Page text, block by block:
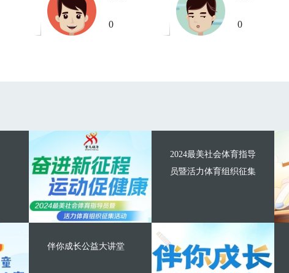
0 0
2024最美社会体育指导
员暨活力体育组织征集
伴你成长公益大讲堂